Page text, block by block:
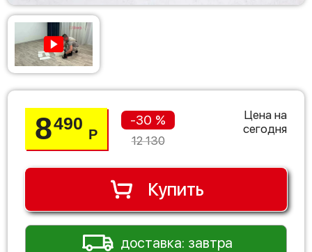
8490
Р
-30 %
12 130
Цена на
сегодня
Купить
доставка: завтра